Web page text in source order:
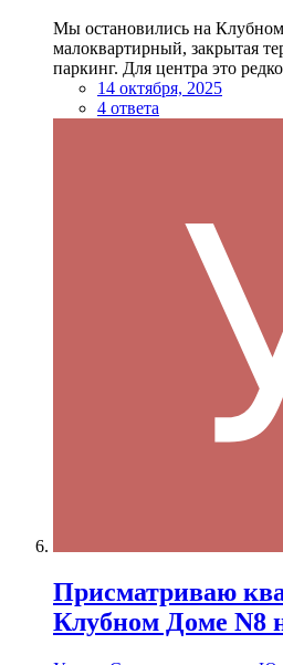
Мы остановились на
малоквартирный, закрытая
паркинг. Для центра это
14 октября, 2025
4 ответа
Присматриваю
Клубном Доме N8